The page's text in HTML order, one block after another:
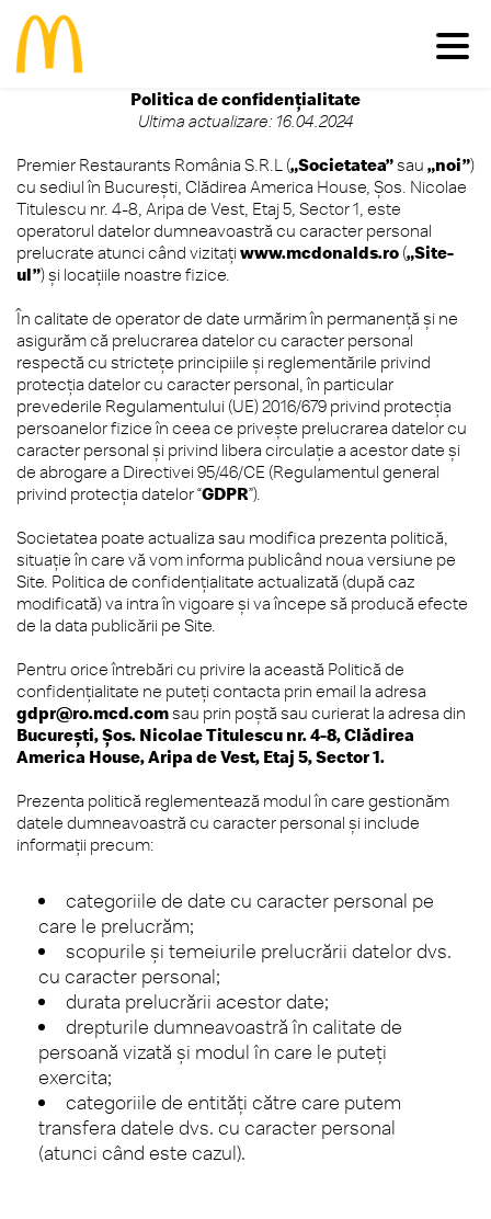
Pui
Vită
Porc
Peşte
Băuturi
Vezi toate
produsele >
Deserturi
Salate
Micul Dejun
Gustări
Meniuri
Sosuri
McDelivery >
Familie
Happy Meal®
Comunitate
Impactul economic în România
Inițiative sustenabile
Casa Ronald McDonald® România
Grant my passion
Restaurante
Vino în echipa noastră
McCafé®
#cevabundestiut
Politica de confidențialitate
Ultima actualizare: 16.04.2024
Premier Restaurants România S.R.L („Societatea”sau „noi”)
cu sediul în Bucureşti, Clădirea America House, Șos. Nicolae
Titulescu nr. 4-8, Aripa de Vest, Etaj 5, Sector 1, este
operatorul datelor dumneavoastră cu caracter personal
prelucrate atunci când vizitațiwww.mcdonalds.ro („Site-
ul”) și locațiile noastre fizice.
În calitate de operator de date urmărim în permanenţă şi ne
asigurăm că prelucrarea datelor cu caracter personal
respectă cu stricteţe principiile şi reglementările privind
protecţia datelor cu caracter personal, în particular
prevederile Regulamentului (UE) 2016/679 privind protecţia
persoanelor fizice în ceea ce priveşte prelucrarea datelor cu
caracter personal şi privind libera circulaţie a acestor date și
de abrogare a Directivei 95/46/CE (Regulamentul general
privind protecția datelor “GDPR”).
Societatea poate actualiza sau modifica prezenta politică,
situație în care vă vom informa publicând noua versiune pe
Site. Politica de confidențialitate actualizată (după caz
modificată) va intra în vigoare și va începe să producă efecte
de la data publicării pe Site.
Pentru orice întrebări cu privire la această Politică de
confidențialitate ne puteți contacta prin email la adresa
gdpr@ro.mcd.comsau prin poștă sau curierat la adresa din
Bucureşti, Șos. Nicolae Titulescu nr. 4-8, Clădirea
America House, Aripa de Vest, Etaj 5, Sector 1.
Prezenta politică reglementează modul în care gestionăm
datele dumneavoastră cu caracter personal și include
informații precum:
categoriile de date cu caracter personal pe
care le prelucrăm;
scopurile și temeiurile prelucrării datelor dvs.
cu caracter personal;
durata prelucrării acestor date;
drepturile dumneavoastră în calitate de
persoană vizată şi modul în care le puteţi
exercita;
categoriile de entităţi către care putem
transfera datele dvs. cu caracter personal
(atunci când este cazul).